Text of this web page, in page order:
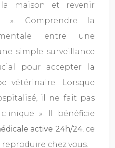
maison et revenir
Comprendre la
entre une
simple surveillance
pour accepter la
vétérinaire. Lorsque
il ne fait pas
». Il bénéficie
active 24h/24, ce
chez vous.